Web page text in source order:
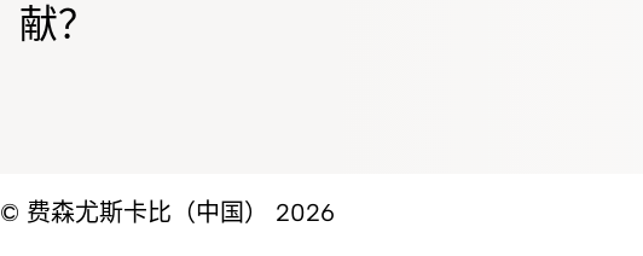
献？
© 费森尤斯卡比（中国） 2026